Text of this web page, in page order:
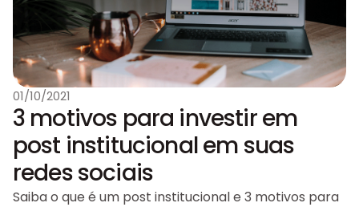
01/10/2021
3 motivos para investir em
post institucional em suas
redes sociais
Saiba o que é um post institucional e 3 motivos para